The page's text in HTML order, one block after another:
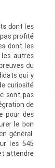
dont les
profité
dont les
autres
du
qui y
curiosité
sont pas
de
pour des
le bon
général.
les 545
attendre